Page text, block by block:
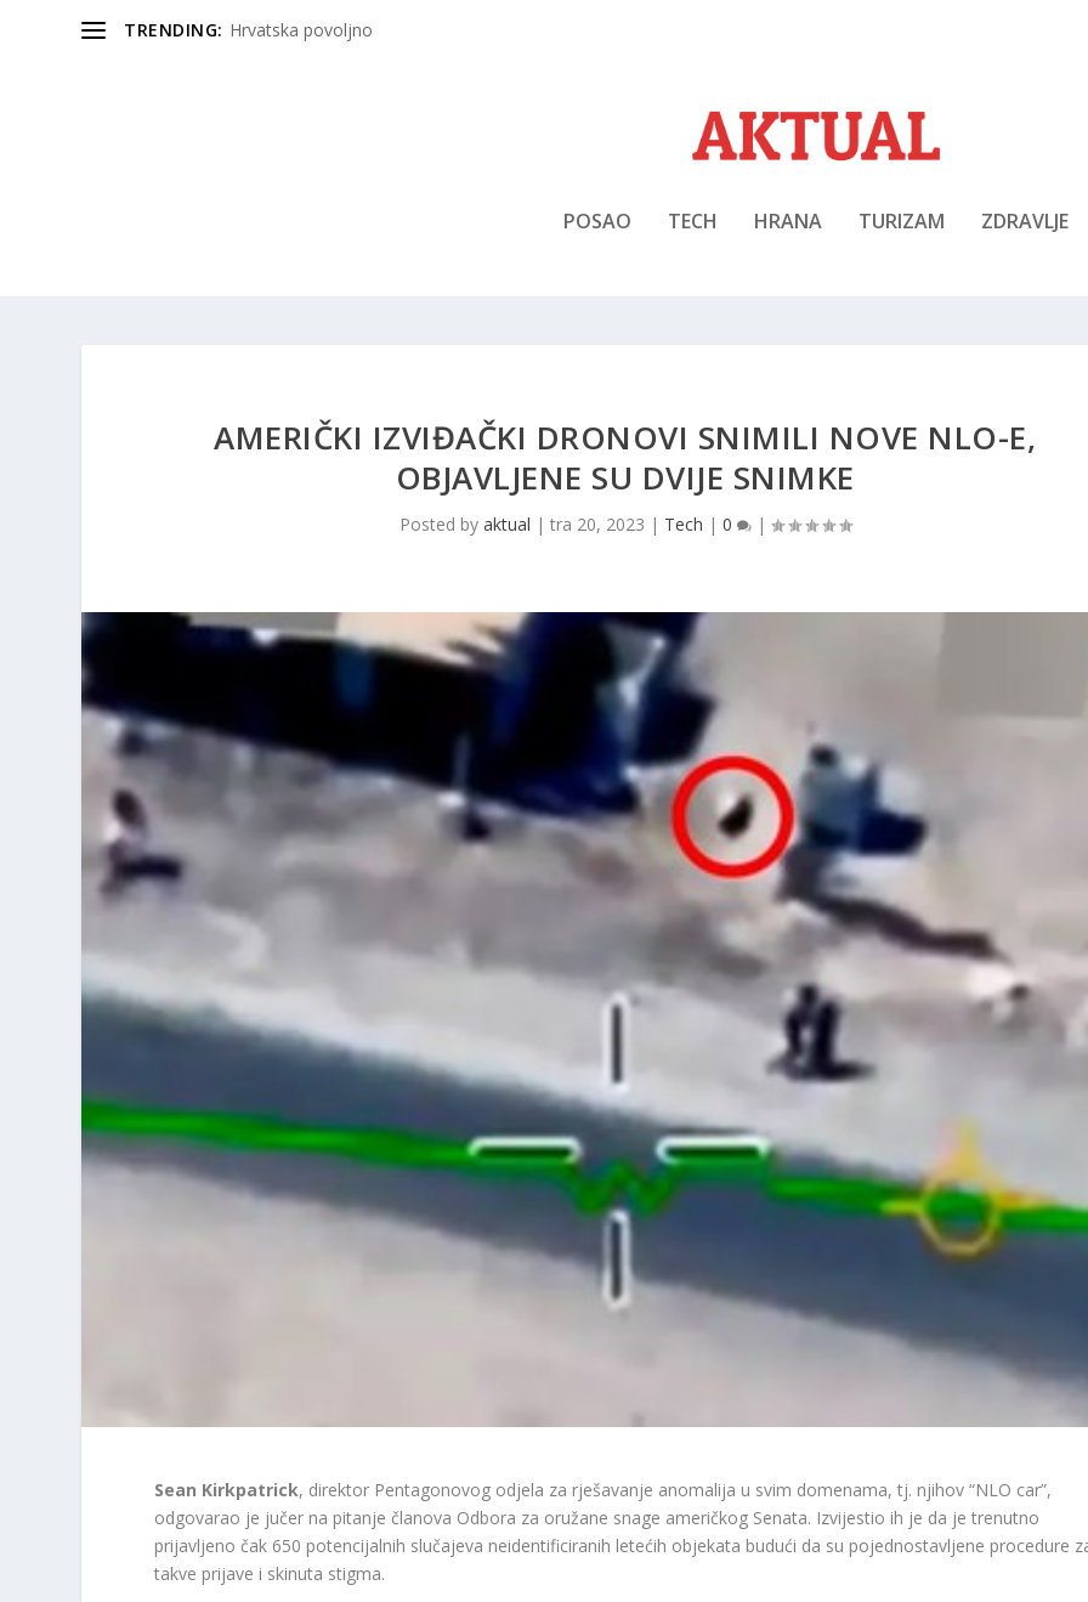
TRENDING: Hrvatska povoljno
POSAO TECH HRANA TURIZAM ZDRAVLJE
AMERIČKI IZVIĐAČKI DRONOVI SNIMILI NOVE NLO-E,
OBJAVLJENE SU DVIJE SNIMKE
Posted by aktual | tra 20, 2023 | Tech | 0 |
Sean Kirkpatrick, direktor Pentagonovog odjela za rješavanje anomalija u svim domenama, tj. njihov “NLO car”,
odgovarao je jučer na pitanje članova Odbora za oružane snage američkog Senata. Izvijestio ih je da je trenutno
prijavljeno čak 650 potencijalnih slučajeva neidentificiranih letećih objekata budući da su pojednostavljene procedure
takve prijave i skinuta stigma.